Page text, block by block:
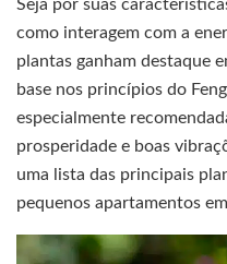
Seja por suas
como interagem com a
plantas ganham destaque
base nos princípios do
especialmente
prosperidade e boas
uma lista das principais
pequenos apartamentos